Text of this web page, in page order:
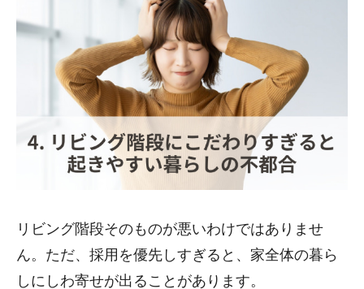
リビング階段そのものが悪いわけではありませ
ん。ただ、採用を優先しすぎると、家全体の暮ら
しにしわ寄せが出ることがあります。